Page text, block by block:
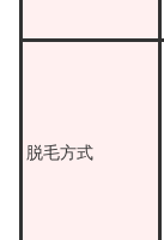
脱毛方式